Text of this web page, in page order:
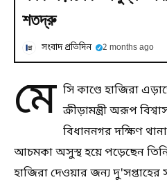
শতদ্রু
সংবাদ প্রতিদিন 2 months ago
মে সি কাণ্ডে হাজিরা
ক্রীড়ামন্ত্রী অরূপ
বিধাননগর দক্ষিণ
আচমকা অসুস্থ হয়ে পড়েছেন
হাজিরা দেওয়ার জন্য